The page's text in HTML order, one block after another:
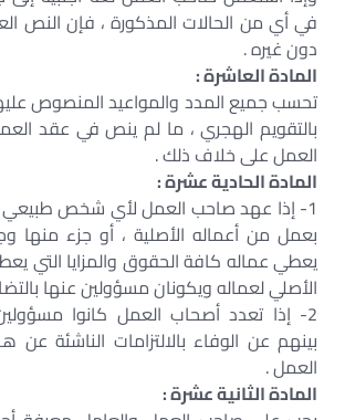
في أي من الحالات المذكورة ، فإن النص
دون غيره .
المادة العاشرة :
تحسب جميع المدد والمواعيد المنصوص
بالتقويم الهجري ، ما لم ينص في عقد
العمل على خلاف ذلك .
المادة الحادية عشرة :
1- إذا عهد صاحب العمل لأي شخص طبيعي
بعمل من أعماله الأصلية ، أو جزء منها
يعطي عماله كافة الحقوق والمزايا التي
الأصلي لعماله ويكونان مسؤولين عنها
2- إذا تعدد أصحاب العمل كانوا
بينهم عن الوفاء بالالتزامات الناشئة عن
العمل .
المادة الثانية عشرة :